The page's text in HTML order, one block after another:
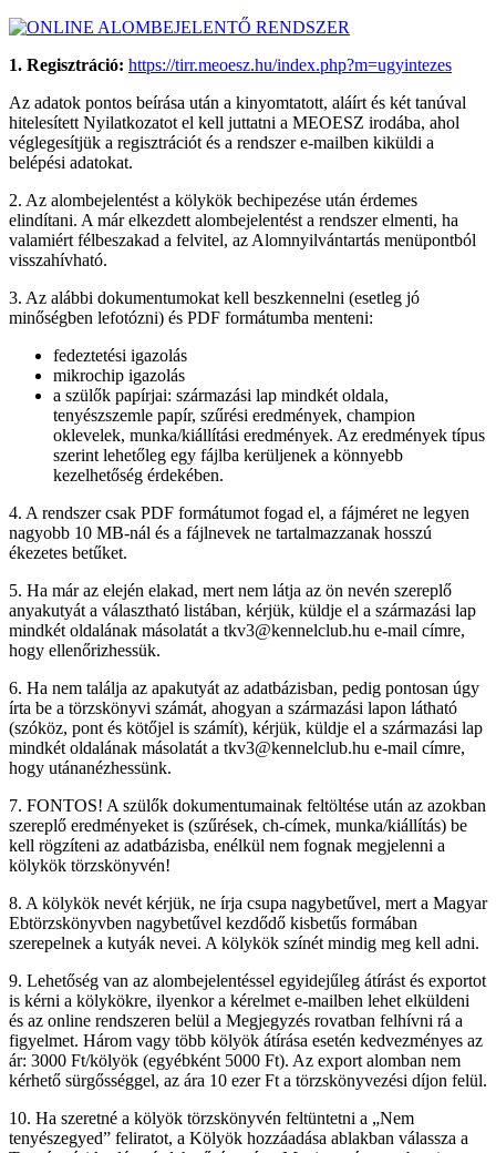
1. Regisztráció: https://tirr.meoesz.hu/index.php?m=ugyintezes
Az adatok pontos beírása után a kinyomtatott, aláírt és két tanúval
hitelesített Nyilatkozatot el kell juttatni a MEOESZ irodába, ahol
véglegesítjük a regisztrációt és a rendszer e-mailben kiküldi a
belépési adatokat.
2. Az alombejelentést a kölykök bechipezése után érdemes
elindítani. A már elkezdett alombejelentést a rendszer elmenti, ha
valamiért félbeszakad a felvitel, az Alomnyilvántartás menüpontból
visszahívható.
3. Az alábbi dokumentumokat kell beszkennelni (esetleg jó
minőségben lefotózni) és PDF formátumba menteni:
fedeztetési igazolás
mikrochip igazolás
a szülők papírjai: származási lap mindkét oldala,
tenyészszemle papír, szűrési eredmények, champion
oklevelek, munka/kiállítási eredmények. Az eredmények típus
szerint lehetőleg egy fájlba kerüljenek a könnyebb
kezelhetőség érdekében.
4. A rendszer csak PDF formátumot fogad el, a fájméret ne legyen
nagyobb 10 MB-nál és a fájlnevek ne tartalmazzanak hosszú
ékezetes betűket.
5. Ha már az elején elakad, mert nem látja az ön nevén szereplő
anyakutyát a választható listában, kérjük, küldje el a származási lap
mindkét oldalának másolatát a tkv3@kennelclub.hu e-mail címre,
hogy ellenőrizhessük.
6. Ha nem találja az apakutyát az adatbázisban, pedig pontosan úgy
írta be a törzskönyvi számát, ahogyan a származási lapon látható
(szóköz, pont és kötőjel is számít), kérjük, küldje el a származási lap
mindkét oldalának másolatát a tkv3@kennelclub.hu e-mail címre,
hogy utánanézhessünk.
7. FONTOS! A szülők dokumentumainak feltöltése után az azokban
szereplő eredményeket is (szűrések, ch-címek, munka/kiállítás) be
kell rögzíteni az adatbázisba, enélkül nem fognak megjelenni a
kölykök törzskönyvén!
8. A kölykök nevét kérjük, ne írja csupa nagybetűvel, mert a Magyar
Ebtörzskönyvben nagybetűvel kezdődő kisbetűs formában
szerepelnek a kutyák nevei. A kölykök színét mindig meg kell adni.
9. Lehetőség van az alombejelentéssel egyidejűleg átírást és exportot
is kérni a kölykökre, ilyenkor a kérelmet e-mailben lehet elküldeni
és az online rendszeren belül a Megjegyzés rovatban felhívni rá a
figyelmet. Három vagy több kölyök átírása esetén kedvezményes az
ár: 3000 Ft/kölyök (egyébként 5000 Ft). Az export alomban nem
kérhető sürgősséggel, az ára 10 ezer Ft a törzskönyvezési díjon felül.
10. Ha szeretné a kölyök törzskönyvén feltüntetni a „Nem
tenyészegyed” feliratot, a Kölyök hozzáadása ablakban válassza a